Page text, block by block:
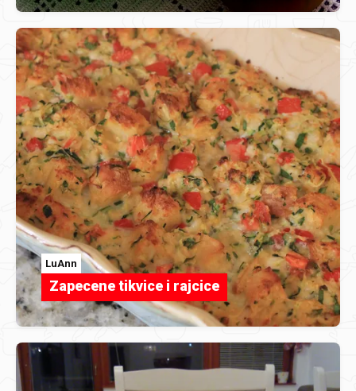
LuAnn
Zapecene tikvice i rajcice